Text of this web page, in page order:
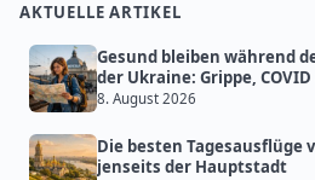
AKTUELLE ARTIKEL
Gesund bleiben während
der Ukraine: Grippe,
8. August 2026
Die besten Tagesausflüge
jenseits der Hauptstadt